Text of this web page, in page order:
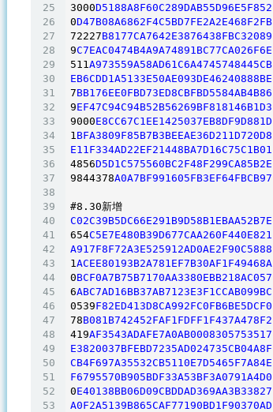
3000D5188A8F60C289DAB55D96E5F852
0D47B08A6862F4C5BD7FE2A2E468F2FB
72227B8177CA7642E3876438FBC32089
9C7EAC0474B4A9A74891BC77CA026F6E
511 A973559A58AD61C6A4745748445CB
EB6CDD1A5133E50AE093DE46240888BE
7BB176EE0FBD73ED8CBFBD5584AB4B86
9EF47C94C94B52B56269BF818146B1D3
9000E8CC67C1EE1425037EB8DF9D881D
1 BFA3809F85B7B3BEEAE36D211D720D8
E11F334AD22EF21448BA7D16C75C1B01
4856D5D1C575560BC2F48F299CA85B2E
9844378A0A7BF991605FB3EF64FBCB97
#8 .30
C02C39B5DC66E291B9D58B1EBAA52B7E
654C5E7E480B39D677CAA260F440E821
A917F8F72A3E525912AD0AE2F90C5888
1 ACEE80193B2A781EF7B30AF1F49468A
0BCF0A7B75B7170AA3380EBB218AC057
6ABC7AD16BB37AB7123E3F1CCAB099BC
0539F82ED413D8CA992FC0FB6BE5DCF0
78B081B742452FAF1FDFF1F437A478F2
419AF3543ADAFE7A0AB0008305753517
E3820037BFEBD7235AD024735CB04A8F
CB4F697A35532CB5110E7D5465F7A84E
F6795570B905BDF33A53BF3A0791A4D0
0E40138BB06D09CBDDAD369AA3B33827
A0F2A5139B865CAF77190BD1F90370AD